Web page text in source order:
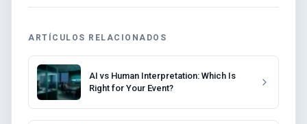
ARTÍCULOS RELACIONADOS
AI vs Human Interpretation: Which Is
Right for Your Event?